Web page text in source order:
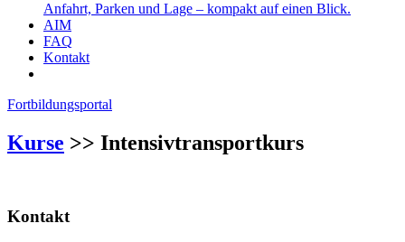
Anfahrt, Parken und Lage – kompakt auf einen Blick.
AIM
FAQ
Kontakt
Fortbildungsportal
Kurse >> Intensivtransportkurs
Kontakt